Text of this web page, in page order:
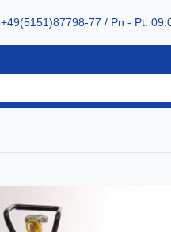
+49(5151)87798-77 / Pn - Pt: